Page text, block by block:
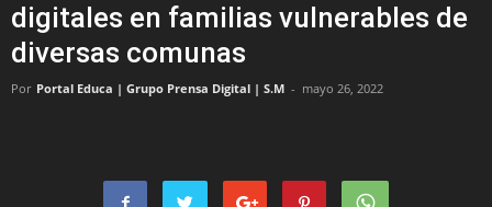
digitales en familias vulnerables de
diversas comunas
Por Portal Educa | Grupo Prensa Digital | S.M - mayo 26, 2022